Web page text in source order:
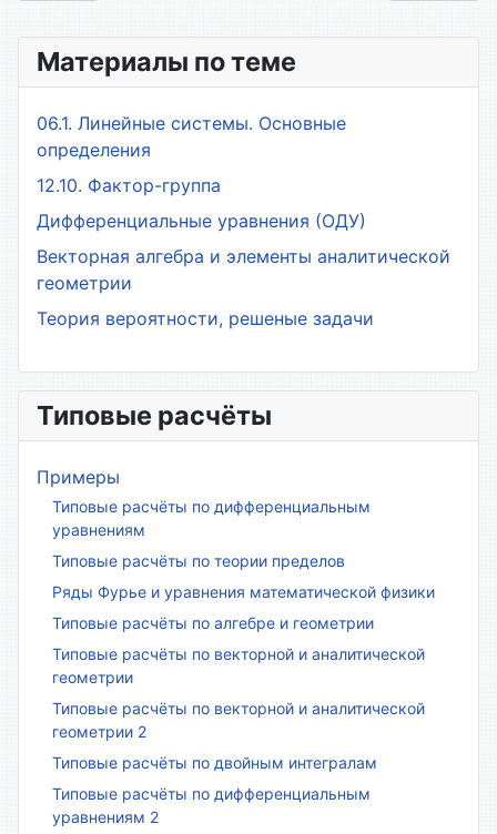
Материалы по теме
06.1. Линейные системы. Основные
определения
12.10. Фактор-группа
Дифференциальные уравнения (ОДУ)
Векторная алгебра и элементы аналитической
геометрии
Теория вероятности, решеные задачи
Типовые расчёты
Примеры
Типовые расчёты по дифференциальным
уравнениям
Типовые расчёты по теории пределов
Ряды Фурье и уравнения математической физики
Типовые расчёты по алгебре и геометрии
Типовые расчёты по векторной и аналитической
геометрии
Типовые расчёты по векторной и аналитической
геометрии 2
Типовые расчёты по двойным интегралам
Типовые расчёты по дифференциальным
уравнениям 2